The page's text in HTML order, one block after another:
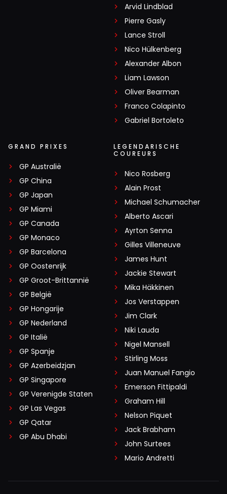
Arvid Lindblad
Pierre Gasly
Lance Stroll
Nico Hülkenberg
Alexander Albon
Liam Lawson
Oliver Bearman
Franco Colapinto
Gabriel Bortoleto
GRAND PRIXES
GP Australië
GP China
GP Japan
GP Miami
GP Canada
GP Monaco
GP Barcelona
GP Oostenrijk
GP Groot-Brittannië
GP België
GP Hongarije
GP Nederland
GP Italië
GP Spanje
GP Azerbeidzjan
GP Singapore
GP Verenigde Staten
GP Las Vegas
GP Qatar
GP Abu Dhabi
LEGENDARISCHE
COUREURS
Nico Rosberg
Alain Prost
Michael Schumacher
Alberto Ascari
Ayrton Senna
Gilles Villeneuve
James Hunt
Jackie Stewart
Mika Häkkinen
Jos Verstappen
Jim Clark
Niki Lauda
Nigel Mansell
Stirling Moss
Juan Manuel Fangio
Emerson Fittipaldi
Graham Hill
Nelson Piquet
Jack Brabham
John Surtees
Mario Andretti